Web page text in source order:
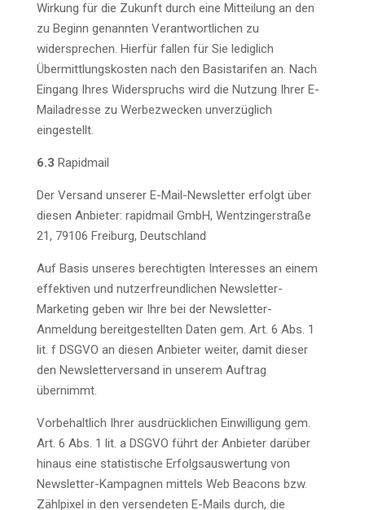
Wirkung für die Zukunft durch eine Mitteilung an den
zu Beginn genannten Verantwortlichen zu
widersprechen. Hierfür fallen für Sie lediglich
Übermittlungskosten nach den Basistarifen an. Nach
Eingang Ihres Widerspruchs wird die Nutzung Ihrer E-
Mailadresse zu Werbezwecken unverzüglich
eingestellt.
6.3 Rapidmail
Der Versand unserer E-Mail-Newsletter erfolgt über
diesen Anbieter: rapidmail GmbH, Wentzingerstraße
21, 79106 Freiburg, Deutschland
Auf Basis unseres berechtigten Interesses an einem
effektiven und nutzerfreundlichen Newsletter-
Marketing geben wir Ihre bei der Newsletter-
Anmeldung bereitgestellten Daten gem. Art. 6 Abs. 1
lit. f DSGVO an diesen Anbieter weiter, damit dieser
den Newsletterversand in unserem Auftrag
übernimmt.
Vorbehaltlich Ihrer ausdrücklichen Einwilligung gem.
Art. 6 Abs. 1 lit. a DSGVO führt der Anbieter darüber
hinaus eine statistische Erfolgsauswertung von
Newsletter-Kampagnen mittels Web Beacons bzw.
Zählpixel in den versendeten E-Mails durch, die